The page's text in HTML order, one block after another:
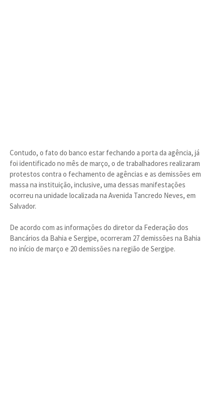
Contudo, o fato do banco estar fechando a porta da agência, já
foi identificado no mês de março, o de trabalhadores realizaram
protestos contra o fechamento de agências e as demissões em
massa na instituição, inclusive, uma dessas manifestações
ocorreu na unidade localizada na Avenida Tancredo Neves, em
Salvador.
De acordo com as informações do diretor da Federação dos
Bancários da Bahia e Sergipe, ocorreram 27 demissões na Bahia
no início de março e 20 demissões na região de Sergipe.